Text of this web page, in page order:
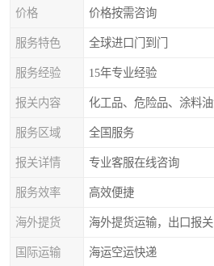
价格 价格按需咨询
服务特色 全球进口门到门
服务经验 15年专业经验
报关内容 化工品、危险品、涂料
服务区域 全国服务
报关详情 专业客服在线咨询
服务效率 高效便捷
海外提货 海外提货运输，出口报关
国际运输 海运空运快递